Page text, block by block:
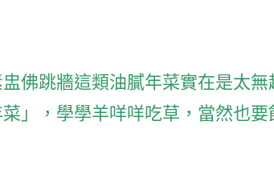
佛跳牆這類油膩年菜實在是太
」，學學羊咩咩吃草，當然也要